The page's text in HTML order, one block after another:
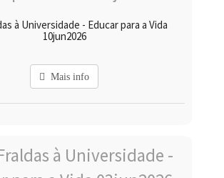
à Universidade - Educar para a Vida
10jun2026
Mais info